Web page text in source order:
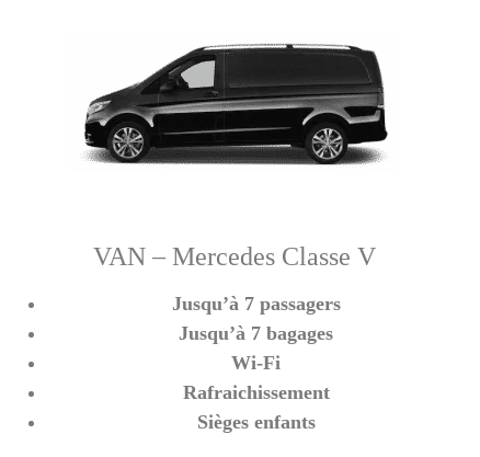
VAN – Mercedes Classe V
Jusqu’à 7 passagers
Jusqu’à 7 bagages
Wi-Fi
Rafraichissement
Sièges enfants